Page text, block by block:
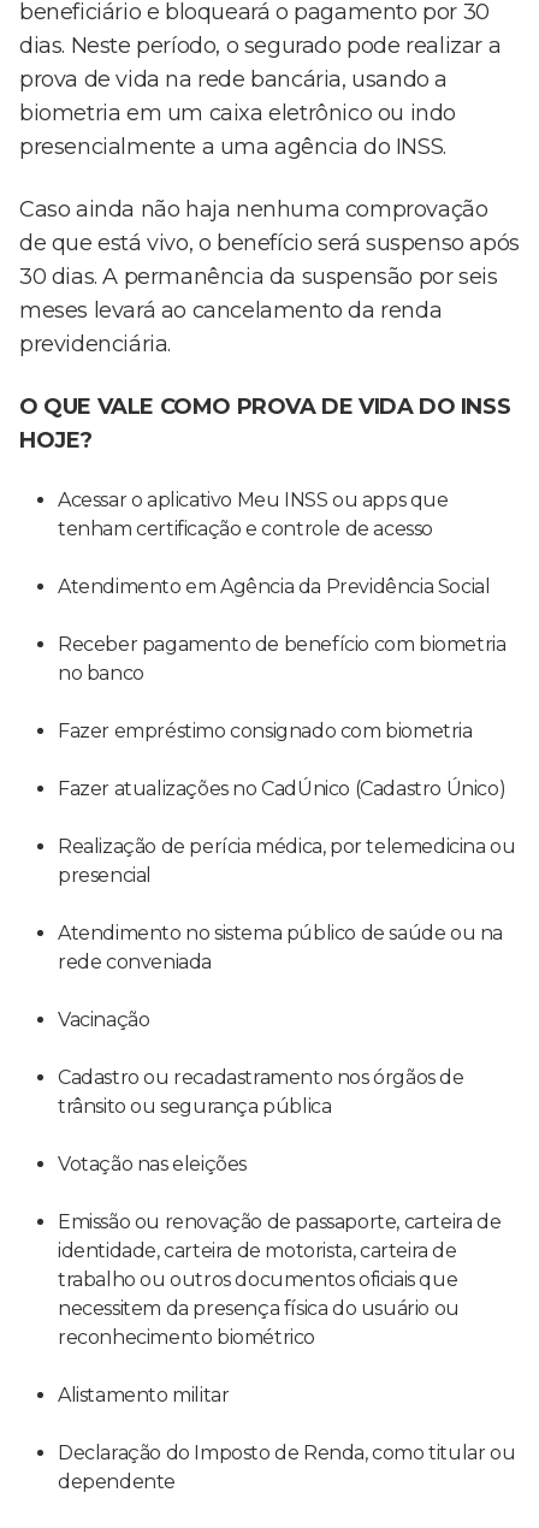
beneficiário e bloqueará o pagamento por 30
dias. Neste período, o segurado pode realizar a
prova de vida na rede bancária, usando a
biometria em um caixa eletrônico ou indo
presencialmente a uma agência do INSS.
Caso ainda não haja nenhuma comprovação
de que está vivo, o benefício será suspenso após
30 dias. A permanência da suspensão por seis
meses levará ao cancelamento da renda
previdenciária.
O QUE VALE COMO PROVA DE VIDA DO INSS
HOJE?
Acessar o aplicativo Meu INSS ou apps que
tenham certificação e controle de acesso
Atendimento em Agência da Previdência Social
Receber pagamento de benefício com biometria
no banco
Fazer empréstimo consignado com biometria
Fazer atualizações no CadÚnico (Cadastro Único)
Realização de perícia médica, por telemedicina ou
presencial
Atendimento no sistema público de saúde ou na
rede conveniada
Vacinação
Cadastro ou recadastramento nos órgãos de
trânsito ou segurança pública
Votação nas eleições
Emissão ou renovação de passaporte, carteira de
identidade, carteira de motorista, carteira de
trabalho ou outros documentos oficiais que
necessitem da presença física do usuário ou
reconhecimento biométrico
Alistamento militar
Declaração do Imposto de Renda, como titular ou
dependente